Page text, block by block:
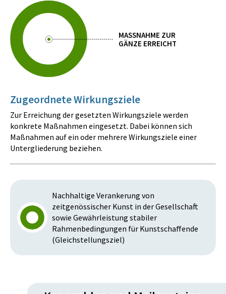
MASSNAHME ZUR
GÄNZE ERREICHT
Zugeordnete Wirkungsziele
Zur Erreichung der gesetzten Wirkungsziele werden
konkrete Maßnahmen eingesetzt. Dabei können sich
Maßnahmen auf ein oder mehrere Wirkungsziele einer
Untergliederung beziehen.
Nachhaltige Verankerung von
zeitgenössischer Kunst in der Gesellschaft
sowie Gewährleistung stabiler
Rahmenbedingungen für Kunstschaffende
(Gleichstellungsziel)